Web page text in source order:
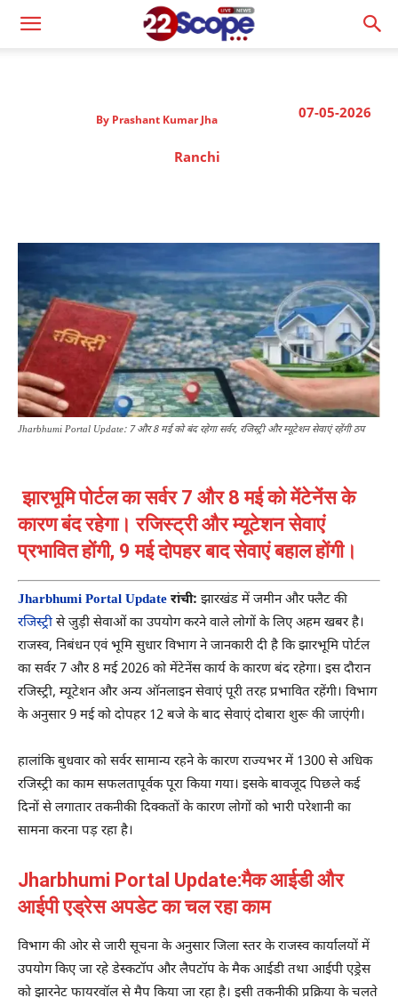
07-05-2026
By Prashant Kumar Jha
Ranchi
Jharbhumi Portal Update: 7 और 8 मई को बंद रहेगा सर्वर, रजिस्ट्री और म्यूटेशन सेवाएं रहेंगी ठप
झारभूमि पोर्टल का सर्वर 7 और 8 मई को मेंटेनेंस के
कारण बंद रहेगा। रजिस्ट्री और म्यूटेशन सेवाएं
प्रभावित होंगी, 9 मई दोपहर बाद सेवाएं बहाल होंगी।
Jharbhumi Portal Update रांची: झारखंड में जमीन और फ्लैट की
रजिस्ट्रीसे जुड़ी सेवाओं का उपयोग करने वाले लोगों के लिए अहम खबर है।
राजस्व, निबंधन एवं भूमि सुधार विभाग ने जानकारी दी है कि झारभूमि पोर्टल
का सर्वर 7 और 8 मई 2026 को मेंटेनेंस कार्य के कारण बंद रहेगा। इस दौरान
रजिस्ट्री, म्यूटेशन और अन्य ऑनलाइन सेवाएं पूरी तरह प्रभावित रहेंगी। विभाग
के अनुसार 9 मई को दोपहर 12 बजे के बाद सेवाएं दोबारा शुरू की जाएंगी।
हालांकि बुधवार को सर्वर सामान्य रहने के कारण राज्यभर में 1300 से अधिक
रजिस्ट्री का काम सफलतापूर्वक पूरा किया गया। इसके बावजूद पिछले कई
दिनों से लगातार तकनीकी दिक्कतों के कारण लोगों को भारी परेशानी का
सामना करना पड़ रहा है।
Jharbhumi Portal Update:मैक आईडी और
आईपी एड्रेस अपडेट का चल रहा काम
विभाग की ओर से जारी सूचना के अनुसार जिला स्तर के राजस्व कार्यालयों में
उपयोग किए जा रहे डेस्कटॉप और लैपटॉप के मैक आईडी तथा आईपी एड्रेस
को झारनेट फायरवॉल से मैप किया जा रहा है। इसी तकनीकी प्रक्रिया के चलते